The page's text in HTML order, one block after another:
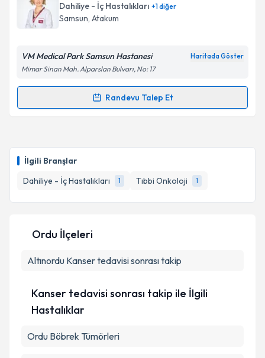
İlgili Branşlar
Dahiliye - İç Hastalıkları
1 Tıbbi Onkoloji 1
Dahiliye - İç Hastalıkları +1diğer
Samsun, Atakum
VM Medical Park Samsun Hastanesi Haritada Göster
Mimar Sinan Mah. Alparslan Bulvarı, No: 17
Randevu Talep Et
Randevu Takvimi Talebi
takvim hazırlandığında e-posta ile bilgilendireceğiz.
Metni'ni okudum ve kişisel verilerimin belirtilen
Ordu İlçeleri
Altınordu Kanser tedavisi sonrası takip
Kanser tedavisi sonrası takip ile İlgili
Hastalıklar
Ordu Böbrek Tümörleri